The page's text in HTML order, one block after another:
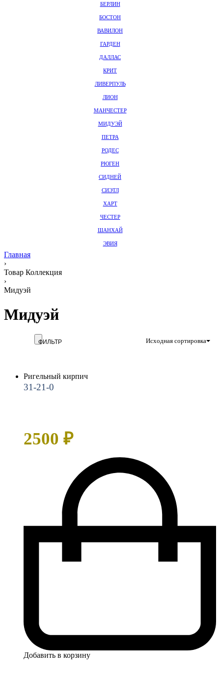
БЕРЛИН
БОСТОН
ВАВИЛОН
ГАРДЕН
ДАЛЛАС
КРИТ
ЛИВЕРПУЛЬ
ЛИОН
МАНЧЕСТЕР
МИДУЭЙ
ПЕТРА
РОДЕС
РЮГЕН
СИДНЕЙ
СИЭТЛ
ХАРТ
ЧЕСТЕР
ШАНХАЙ
ЭВИЯ
Главная
›
Товар Коллекция
›
Мидуэй
Мидуэй
Исходная сортировка
Ригельный кирпич
31-21-0
2500 ₽
Добавить в корзинуЭтот